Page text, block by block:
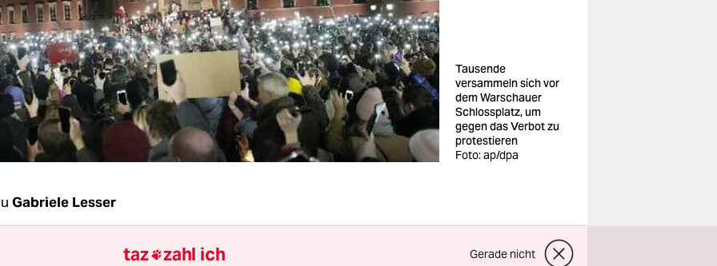
Tausende
versammeln sich vor
dem Warschauer
Schlossplatz, um
gegen das Verbot zu
protestieren
Foto: ap/dpa
Gabriele Lesser
versammelten sich am Samstag und Sonntag vor
taz zahl ich Gerade nicht